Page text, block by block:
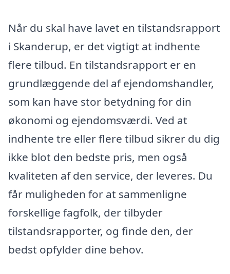
Når du skal have lavet en tilstandsrapport
i Skanderup, er det vigtigt at indhente
flere tilbud. En tilstandsrapport er en
grundlæggende del af ejendomshandler,
som kan have stor betydning for din
økonomi og ejendomsværdi. Ved at
indhente tre eller flere tilbud sikrer du dig
ikke blot den bedste pris, men også
kvaliteten af den service, der leveres. Du
får muligheden for at sammenligne
forskellige fagfolk, der tilbyder
tilstandsrapporter, og finde den, der
bedst opfylder dine behov.